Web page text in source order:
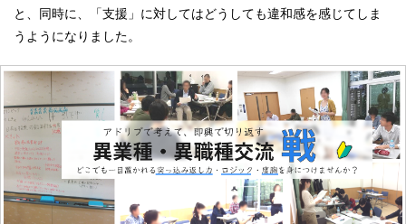
と、同時に、「支援」に対してはどうしても違和感を感じてしま
うようになりました。